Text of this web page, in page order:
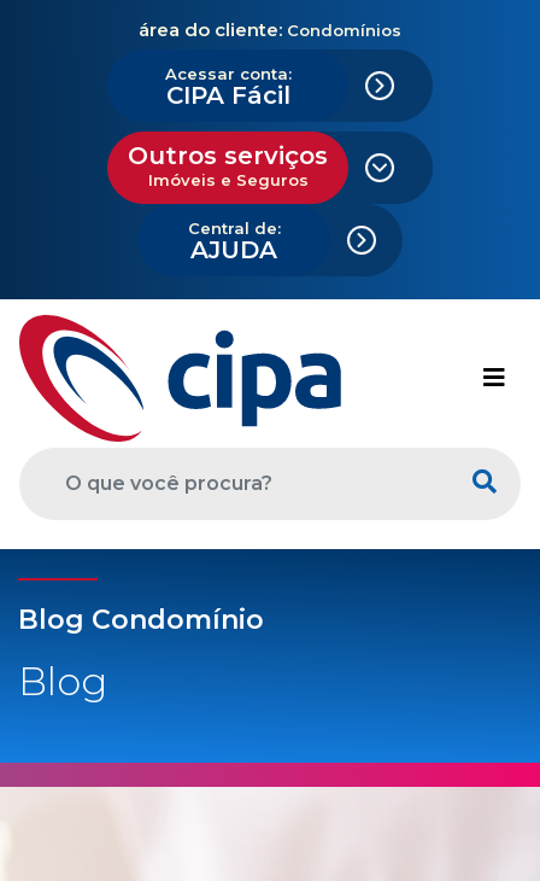
área do cliente: Condomínios
Acessar conta:
CIPA Fácil
Outros serviços
Imóveis e Seguros
Central de:
AJUDA
Blog Condomínio
Blog